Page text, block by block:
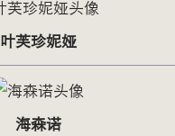
叶芙珍妮娅
海森诺